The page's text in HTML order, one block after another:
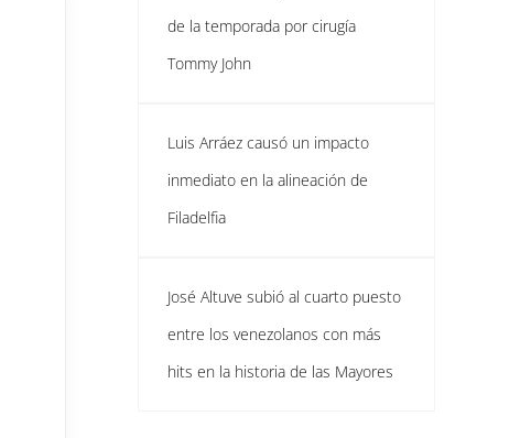
de la temporada por cirugía
Tommy John
Luis Arráez causó un impacto
inmediato en la alineación de
Filadelfia
José Altuve subió al cuarto puesto
entre los venezolanos con más
hits en la historia de las Mayores